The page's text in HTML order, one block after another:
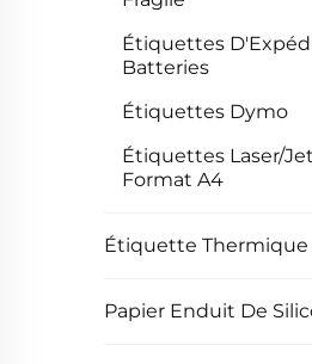
Étiquettes
Batteries
Étiquettes Dymo
Étiquettes Laser/
Format A4
Étiquette Thermique
Papier Enduit De